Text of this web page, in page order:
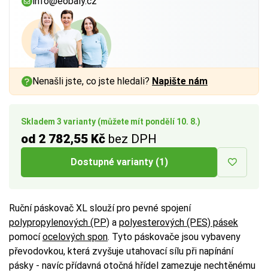
Skladem 3 varianty (můžete mít pondělí 10. 8.)
od 2 782,55 Kč bez DPH
Dostupné varianty (1)
Ruční páskovač XL slouží pro pevné spojení
polypropylenových (PP) a polyesterových (PES) pásek
pomocíocelových spon. Tyto páskovače jsou vybaveny
převodovkou, která zvyšuje utahovací sílu při napínání
pásky - navíc přídavná otočná hřídel zamezuje nechtěnému
Nenašli jste, co jste hledali? Napište nám